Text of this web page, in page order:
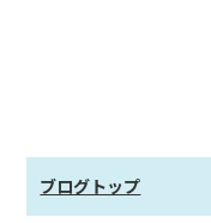
ブログトップ